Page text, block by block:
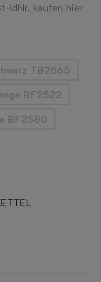
IdNr. kaufen hier
TB2565
BF2522
BF2580